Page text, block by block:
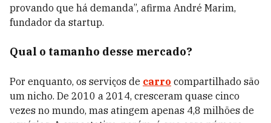
provando que há demanda”, afirma André Marim,
fundador da startup.
Qual o tamanho desse mercado?
Por enquanto, os serviços de carro compartilhado são
um nicho. De 2010 a 2014, cresceram quase cinco
vezes no mundo, mas atingem apenas 4,8 milhões de